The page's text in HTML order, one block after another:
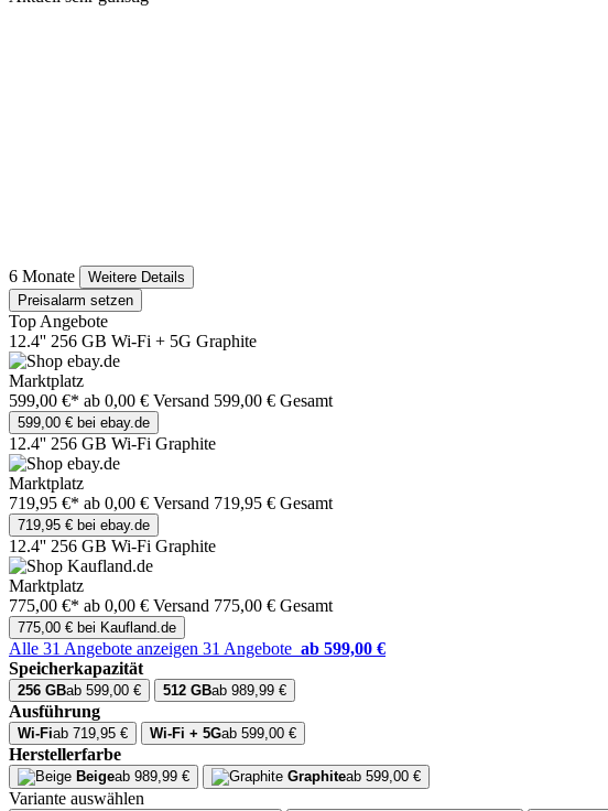
6 Monate
Weitere Details
Preisalarm setzen
Top Angebote
12.4'' 256 GB Wi-Fi + 5G Graphite
Marktplatz
599,00 €* ab 0,00 € Versand 599,00 € Gesamt
599,00 € bei ebay.de
12.4'' 256 GB Wi-Fi Graphite
Marktplatz
719,95 €* ab 0,00 € Versand 719,95 € Gesamt
719,95 € bei ebay.de
12.4'' 256 GB Wi-Fi Graphite
Marktplatz
775,00 €* ab 0,00 € Versand 775,00 € Gesamt
775,00 € bei Kaufland.de
Alle 31 Angebote anzeigen 31 Angebote ab 599,00 €
Speicherkapazität
256 GBab 599,00 € 512 GBab 989,99 €
Ausführung
Wi-Fiab 719,95 € Wi-Fi + 5Gab 599,00 €
Herstellerfarbe
Beigeab 989,99 € Graphiteab 599,00 €
Variante auswählen